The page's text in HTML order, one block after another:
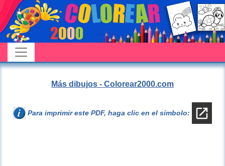
Más dibujos - Colorear2000.com
Para imprimir este PDF, haga clic en el símbolo: